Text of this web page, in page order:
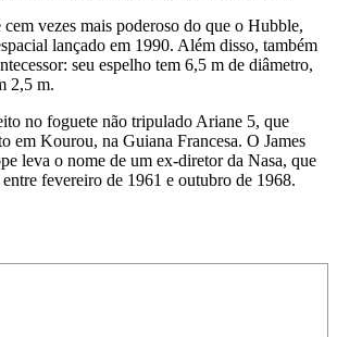
vezes mais poderoso do que o Hubble,
lançado em 1990. Além disso, também
seu espelho tem 6,5 m de diâmetro,
2,5 m.
no foguete não tripulado Ariane 5, que
em Kourou, na Guiana Francesa. O James
leva o nome de um ex-diretor da Nasa, que
fevereiro de 1961 e outubro de 1968.